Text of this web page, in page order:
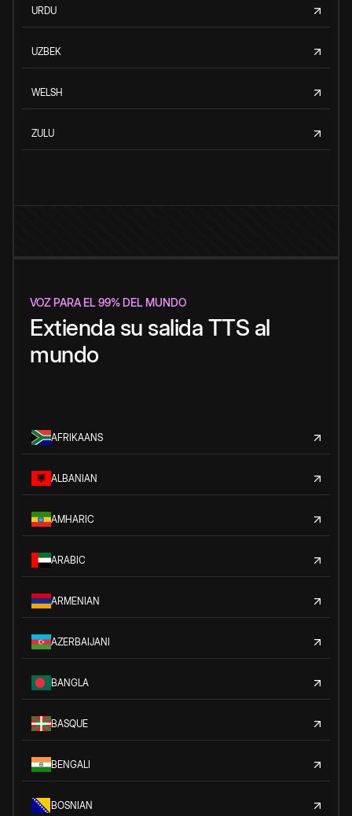
URDU
UZBEK
WELSH
ZULU
VOZ PARA EL 99% DEL MUNDO
Extienda su salida TTS al
mundo
AFRIKAANS
ALBANIAN
AMHARIC
ARABIC
ARMENIAN
AZERBAIJANI
BANGLA
BASQUE
BENGALI
BOSNIAN